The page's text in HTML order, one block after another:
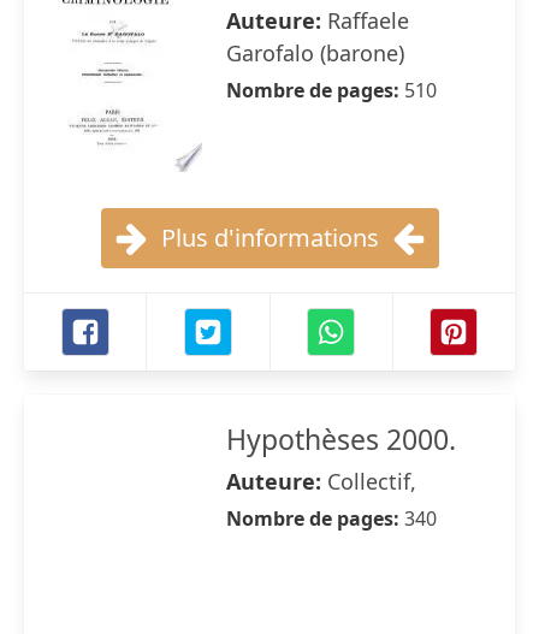
Auteure: Raffaele
Garofalo (barone)
Nombre de pages: 510
Plus d'informations
Hypothèses 2000.
Auteure: Collectif,
Nombre de pages: 340